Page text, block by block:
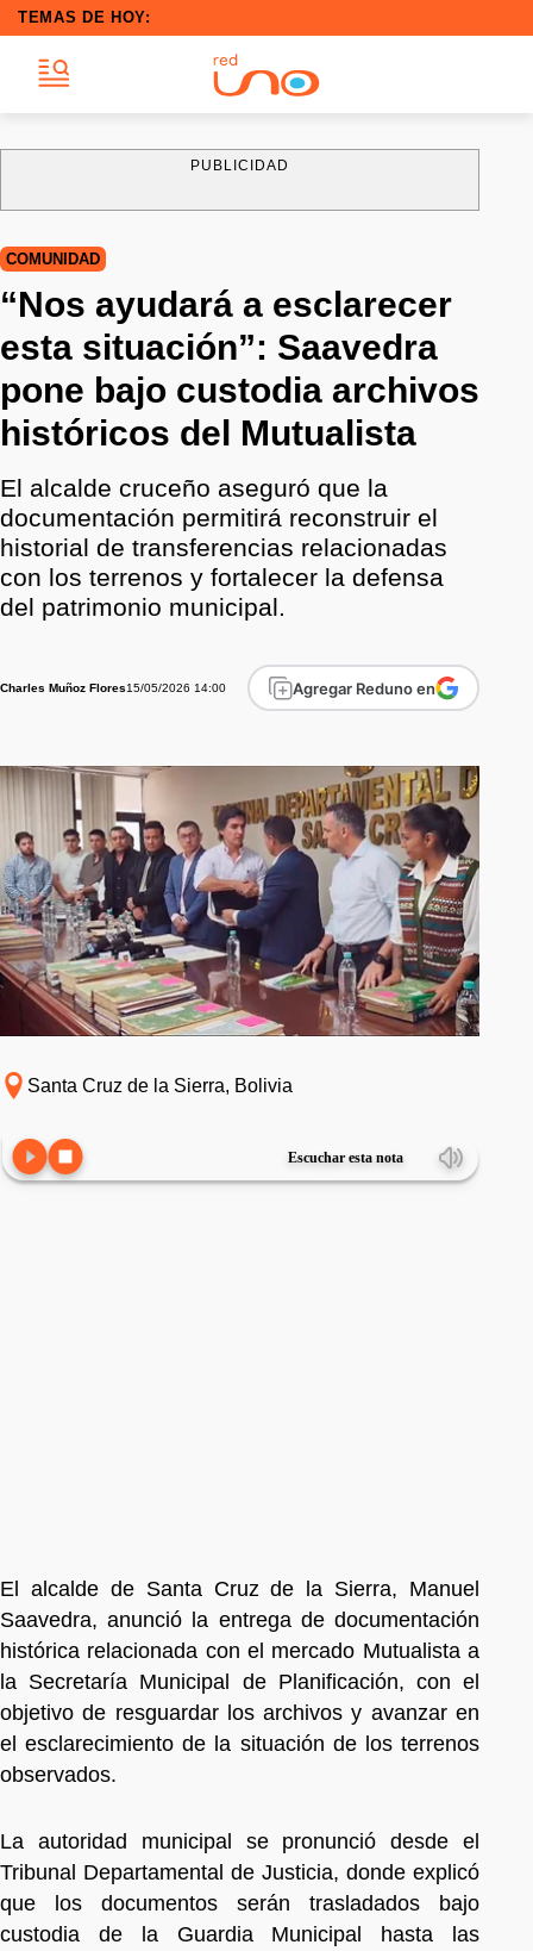
TEMAS DE HOY:
PUBLICIDAD
COMUNIDAD
“Nos ayudará a esclarecer
esta situación”: Saavedra
pone bajo custodia archivos
históricos del Mutualista
El alcalde cruceño aseguró que la
documentación permitirá reconstruir el
historial de transferencias relacionadas
con los terrenos y fortalecer la defensa
del patrimonio municipal.
Charles Muñoz Flores15/05/2026 14:00 Agregar Reduno en
Santa Cruz de la Sierra, Bolivia
Escuchar esta nota
El alcalde de Santa Cruz de la Sierra, Manuel
Saavedra, anunció la entrega de documentación
histórica relacionada con el mercado Mutualista a
la Secretaría Municipal de Planificación, con el
objetivo de resguardar los archivos y avanzar en
el esclarecimiento de la situación de los terrenos
observados.
La autoridad municipal se pronunció desde el
Tribunal Departamental de Justicia, donde explicó
que los documentos serán trasladados bajo
custodia de la Guardia Municipal hasta las